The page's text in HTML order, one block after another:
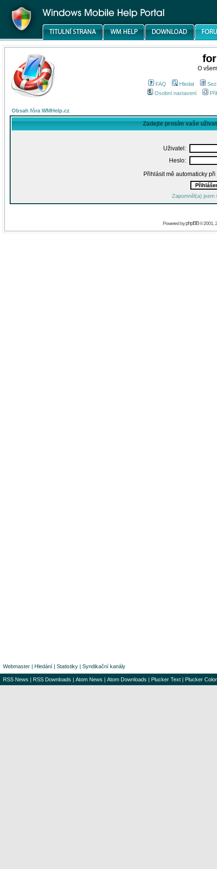
O
FAQ Hledat
Osobní nastavení
Obsah fóra WMHelp.cz
Zadejte prosím vaše
Uživatel:
Heslo:
Přihlásit mě automaticky
Zapomněl(a) jsem
Powered byphpBB© 2001,
Webmaster | Hledání | Statistiky | Syndikační kanály
RSS News | RSS Downloads | Atom News | Atom Downloads | Plucker Text | Plucker Color